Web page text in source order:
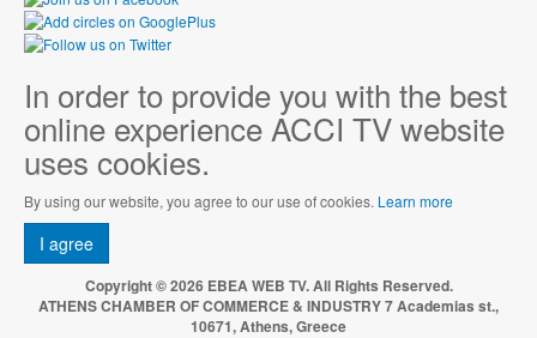
In order to provide you with the best
online experience ACCI TV website
uses cookies.
By using our website, you agree to our use of cookies. Learn more
I agree
Copyright © 2026 EBEA WEB TV. All Rights Reserved.
ATHENS CHAMBER OF COMMERCE & INDUSTRY 7 Academias st.,
10671, Athens, Greece